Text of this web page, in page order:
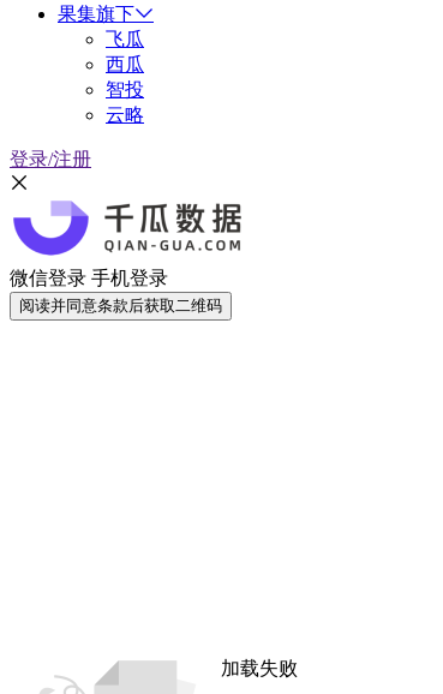
果集旗下
飞瓜
西瓜
智投
云略
登录/注册
微信登录 手机登录
阅读并同意条款后获取二维码
加载失败